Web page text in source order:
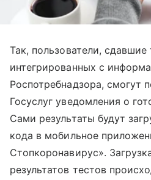
Так, пользователи,
интегрированных с
Роспотребнадзора, смогут
Госуслуг уведомления о
Сами результаты будут
кода в мобильное
Стопкоронавирус».
результатов тестов